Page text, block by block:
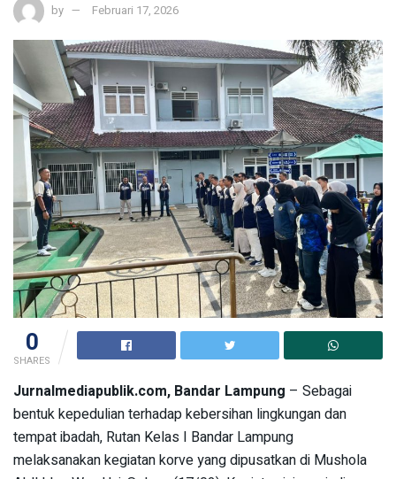
by Februari 17, 2026
0
SHARES
Jurnalmediapublik.com, Bandar Lampung – Sebagai
bentuk kepedulian terhadap kebersihan lingkungan dan
tempat ibadah, Rutan Kelas I Bandar Lampung
melaksanakan kegiatan korve yang dipusatkan di Mushola